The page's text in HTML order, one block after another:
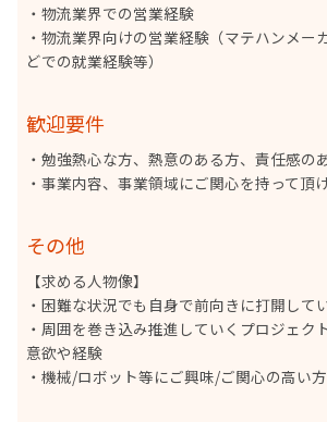
・物流業界での営業経験
・物流業界向けの営業経験（マテハンメー
どでの就業経験等）
歓迎要件
・勉強熱心な方、熱意のある方、責任感の
・事業内容、事業領域にご関心を持って頂
その他
【求める人物像】
・困難な状況でも自身で前向きに打開して
・周囲を巻き込み推進していくプロジェク
意欲や経験
・機械/ロボット等にご興味/ご関心の高い方